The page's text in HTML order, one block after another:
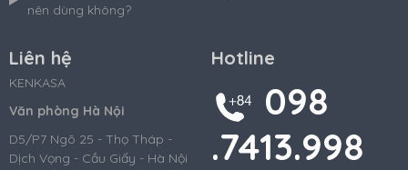
nên dùng không?
Liên hệ
KENKASA
Văn phòng Hà Nội
D5/P7 Ngõ 25 - Thọ Tháp -
Dịch Vọng - Cầu Giấy - Hà Nội
Hotline
098
.7413.998